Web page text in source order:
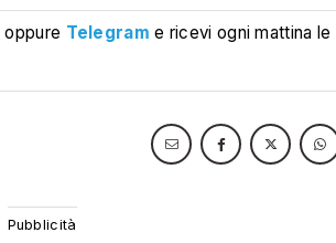
oppure Telegram e ricevi ogni mattina le